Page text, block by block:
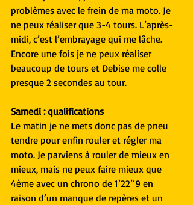
problèmes avec le frein de ma moto. Je
ne peux réaliser que 3-4 tours. L’après-
midi, c’est l’embrayage qui me lâche.
Encore une fois je ne peux réaliser
beaucoup de tours et Debise me colle
presque 2 secondes au tour.
Samedi : qualifications
Le matin je ne mets donc pas de pneu
tendre pour enfin rouler et régler ma
moto. Je parviens à rouler de mieux en
mieux, mais ne peux faire mieux que
4ème avec un chrono de 1’22’’9 en
raison d’un manque de repères et un